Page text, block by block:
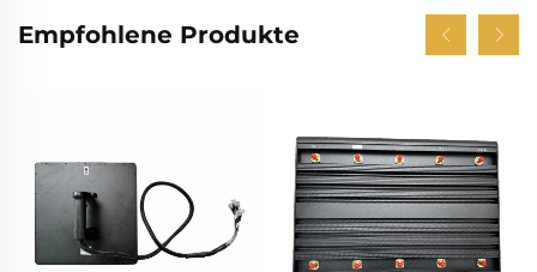
Empfohlene Produkte